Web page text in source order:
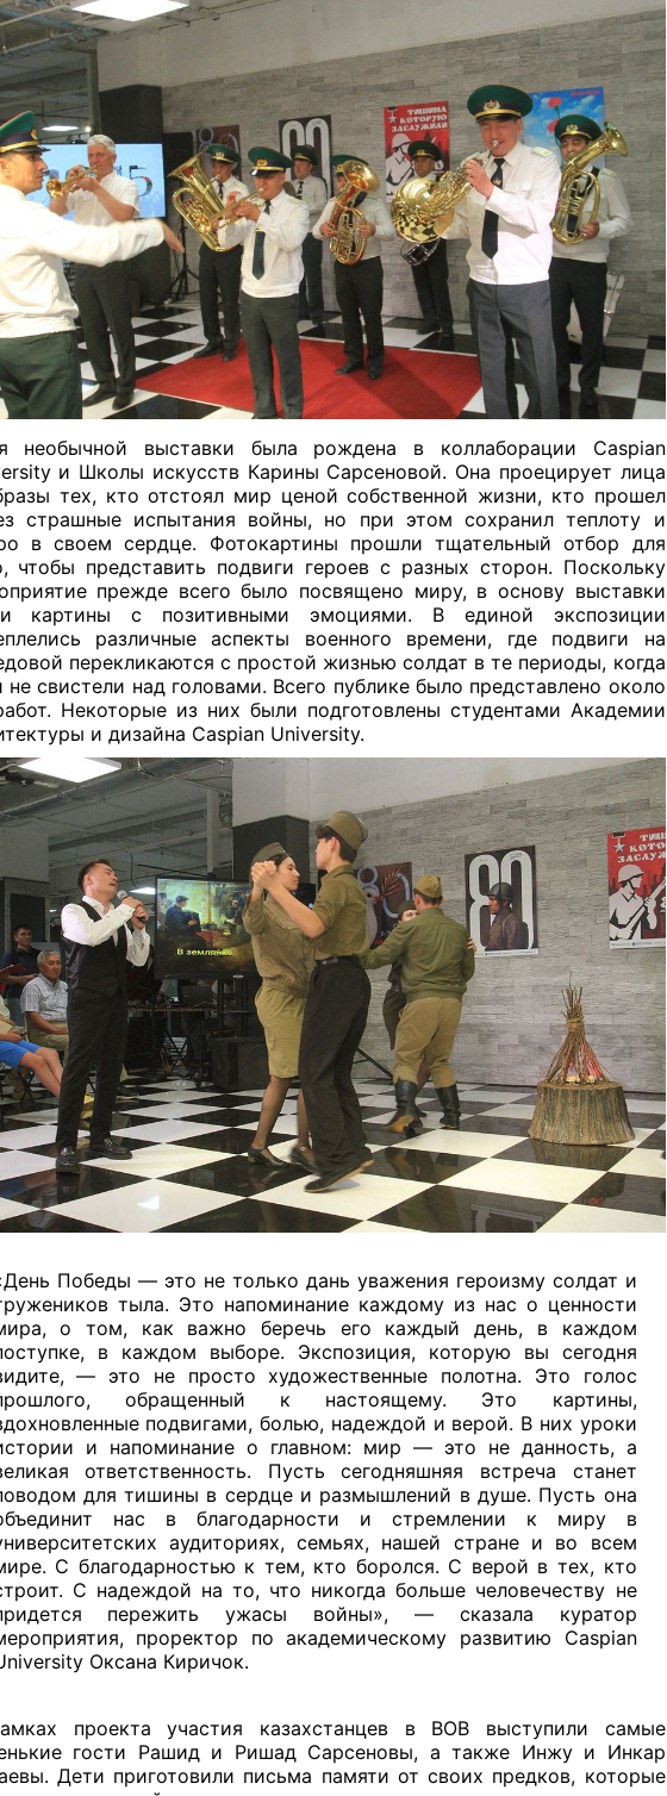
необычной выставки была рождена в коллаборации Caspian
и Школы искусств Карины Сарсеновой. Она проецирует лица
тех, кто отстоял мир ценой собственной жизни, кто прошел
страшные испытания войны, но при этом сохранил теплоту и
в своем сердце. Фотокартины прошли тщательный отбор для
чтобы представить подвиги героев с разных сторон. Поскольку
прежде всего было посвящено миру, в основу выставки
картины с позитивными эмоциями. В единой экспозиции
различные аспекты военного времени, где подвиги на
перекликаются с простой жизнью солдат в те периоды, когда
не свистели над головами. Всего публике было представлено около
Некоторые из них были подготовлены студентами Академии
и дизайна Caspian University.
Победы — это не только дань уважения героизму солдат и
тыла. Это напоминание каждому из нас о ценности
о том, как важно беречь его каждый день, в каждом
в каждом выборе. Экспозиция, которую вы сегодня
— это не просто художественные полотна. Это голос
обращенный к настоящему. Это картины,
подвигами, болью, надеждой и верой. В них уроки
и напоминание о главном: мир — это не данность, а
ответственность. Пусть сегодняшняя встреча станет
для тишины в сердце и размышлений в душе. Пусть она
нас в благодарности и стремлении к миру в
аудиториях, семьях, нашей стране и во всем
С благодарностью к тем, кто боролся. С верой в тех, кто
С надеждой на то, что никогда больше человечеству не
пережить ужасы войны», — сказала куратор
проректор по академическому развитию Caspian
Оксана Киричок.
проекта участия казахстанцев в ВОВ выступили самые
гости Рашид и Ришад Сарсеновы, а также Инжу и Инкар
Дети приготовили письма памяти от своих предков, которые